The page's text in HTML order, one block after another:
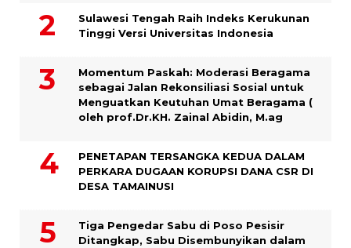
Sulawesi Tengah Raih Indeks Kerukunan
Tinggi Versi Universitas Indonesia
Momentum Paskah: Moderasi Beragama
sebagai Jalan Rekonsiliasi Sosial untuk
Menguatkan Keutuhan Umat Beragama (
oleh prof.Dr.KH. Zainal Abidin, M.ag
PENETAPAN TERSANGKA KEDUA DALAM
PERKARA DUGAAN KORUPSI DANA CSR DI
DESA TAMAINUSI
Tiga Pengedar Sabu di Poso Pesisir
Ditangkap, Sabu Disembunyikan dalam